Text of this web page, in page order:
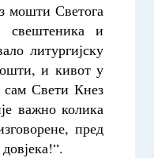
мошти Светога
свештеника и
литургијску
и кивот у
сам Свети Кнез
важно колика
пред